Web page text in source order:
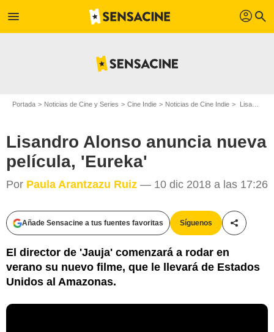
menu profil search
Portada Noticias de Cine y Series Cine Indie Noticias de Cine Indie Lisandro Alonso anuncia nueva película, 'Eureka'
Lisandro Alonso anuncia nueva
película, 'Eureka'
Por Paula Arantzazu Ruiz — 10 dic 2018 a las 17:26
Añade Sensacine a tus fuentes favoritas Síguenos
El director de 'Jauja' comenzará a rodar en
verano su nuevo filme, que le llevará de Estados
Unidos al Amazonas.